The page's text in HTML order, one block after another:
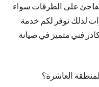
على الطرقات سواء
لذلك نوفر لكم خدمة
فني متميز في صيانة
العاشرة؟